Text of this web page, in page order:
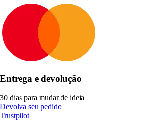
Entrega e devolução
30 dias para mudar de ideia
Devolva seu pedido
Trustpilot